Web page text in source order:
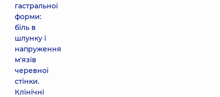
гастральної
форми:
біль в
шлунку і
напруження
м'язів
черевної
стінки.
Клінічні